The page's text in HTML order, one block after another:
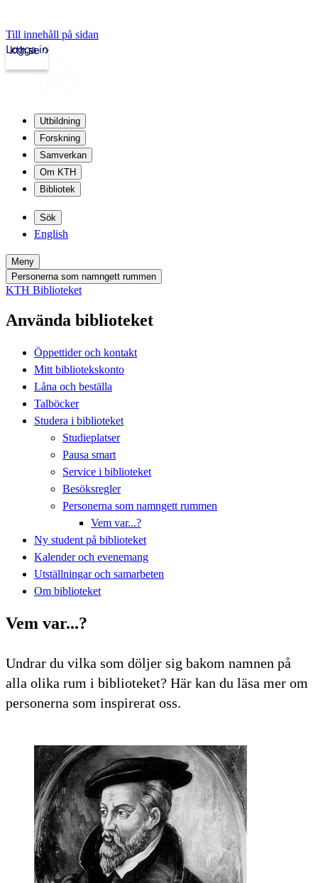
Till innehåll på sidan
kth.se
Logga in
Utbildning
Forskning
Samverkan
Om KTH
Bibliotek
Sök
English
Meny
Personerna som namngett rummen
KTH Biblioteket
Använda biblioteket
Öppettider och kontakt
Mitt bibliotekskonto
Låna och beställa
Talböcker
Studera i biblioteket
Studieplatser
Pausa smart
Service i biblioteket
Besöksregler
Personerna som namngett rummen
Vem var...?
Ny student på biblioteket
Kalender och evenemang
Utställningar och samarbeten
Om biblioteket
Vem var...?
Undrar du vilka som döljer sig bakom namnen på
alla olika rum i biblioteket? Här kan du läsa mer om
personerna som inspirerat oss.